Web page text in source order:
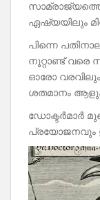
ഏഷ്യയിലും
പിന്നെ
നൂറ്റാണ്ട് വരെ
ഓരോ
ശതമാനം
ഡോക്ടർമാർ
പ്രയോജനവും